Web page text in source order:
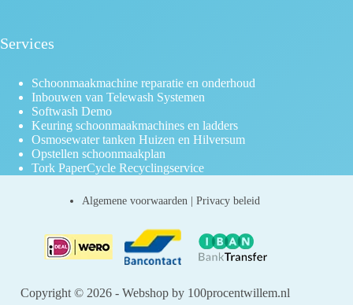
Services
Schoonmaakmachine reparatie en onderhoud
Inbouwen van Telewash Systemen
Softwash Demo
Keuring schoonmaakmachines en ladders
Osmosewater tanken Huizen en Hilversum
Opstellen schoonmaakplan
Tork PaperCycle Recyclingservice
Algemene voorwaarden |Privacy beleid
Copyright © 2026 - Webshop by 100procentwillem.nl